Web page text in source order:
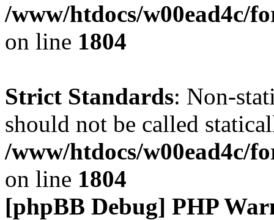
/www/htdocs/w00ead4c/
on line 1804
Strict Standards: Non-
should not be called
/www/htdocs/w00ead4c/
on line 1804
[phpBB Debug] PHP